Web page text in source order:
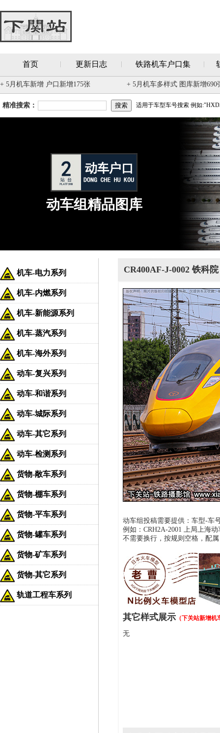
首页 更新日志 铁路机车户口集
+ 5月机车新增 户口新增175张 + 5月机车多样式 图库新增690
精准搜索： 适用于车型车号搜索 例如
动车组精品图库
机车-电力系列
机车-内燃系列
机车-新能源系列
机车-蒸汽系列
机车-海外系列
动车-复兴系列
动车-和谐系列
动车-城际系列
动车-其它系列
动车-检测系列
货物-敞车系列
货物-棚车系列
货物-平车系列
货物-罐车系列
货物-矿车系列
货物-其它系列
轨道工程车系列
CR400AF-J-0002 铁科院
动车组投稿需要提供：车型-车
例如：CRH2A-2001 上局上海
不需要换行，按规则空格，配
其它样式展示 （下关站新增
无